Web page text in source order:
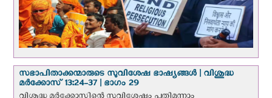
സഭാപിതാക്കന്മാരുടെ സുവിശേഷ ഭാഷ്യങ്ങള്‍ | വിശുദ്ധ
മര്‍ക്കോസ് 13:24-37 | ഭാഗം 29